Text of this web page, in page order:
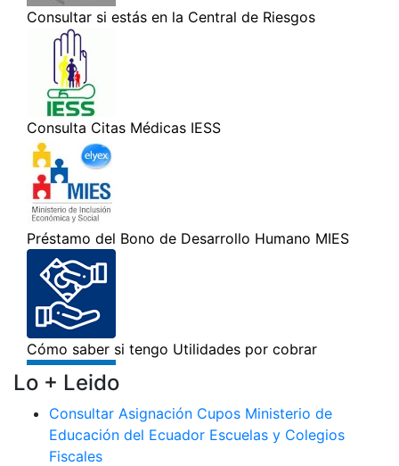
Lo + Leido
Consultar Asignación Cupos Ministerio de
Educación del Ecuador Escuelas y Colegios
Fiscales